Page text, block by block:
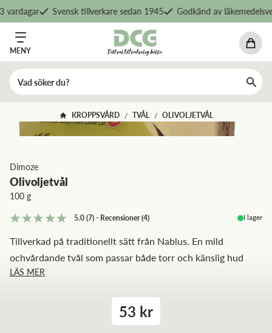
Svensk tillverkare sedan 1945 Godkänd av
MENY
KROPPSVÅRD / TVÅL / OLIVOLJETVÅL
Dimoze
Olivoljetvål
100 g
5.0(7)- Recensioner(4) I lager
Tillverkad på traditionellt sätt från Nablus. En mild
ochvårdande tvål som passar både torr och känslig hud
LÄS MER
53 kr